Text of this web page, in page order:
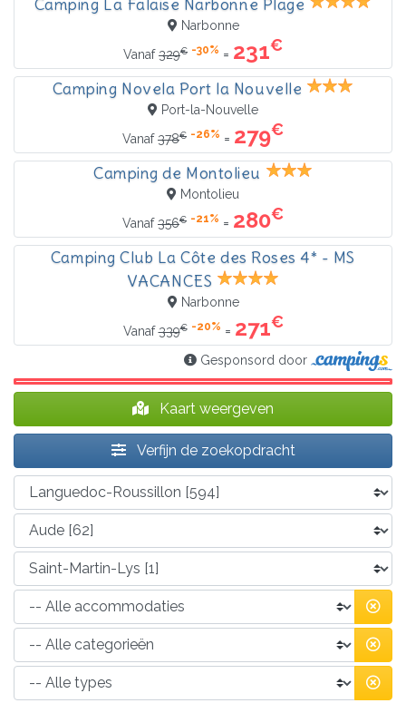
Camping La Falaise Narbonne Plage
Narbonne
Vanaf329€ -30% = 231€
Camping Novela Port la Nouvelle
Port-la-Nouvelle
Vanaf378€ -26% = 279€
Camping de Montolieu
Montolieu
Vanaf356€ -21% = 280€
Camping Club La Côte des Roses 4* - MS
VACANCES
Narbonne
Vanaf339€ -20% = 271€
Gesponsord door
Kaart weergeven
Verfijn de zoekopdracht